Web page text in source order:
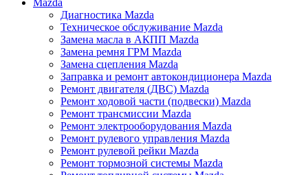
Mazda
Диагностика Mazda
Техническое обслуживание Mazda
Замена масла в АКПП Mazda
Замена ремня ГРМ Mazda
Замена сцепления Mazda
Заправка и ремонт автокондиционера Mazda
Ремонт двигателя (ДВС) Mazda
Ремонт ходовой части (подвески) Mazda
Ремонт трансмиссии Mazda
Ремонт электрооборудования Mazda
Ремонт рулевого управления Mazda
Ремонт рулевой рейки Mazda
Ремонт тормозной системы Mazda